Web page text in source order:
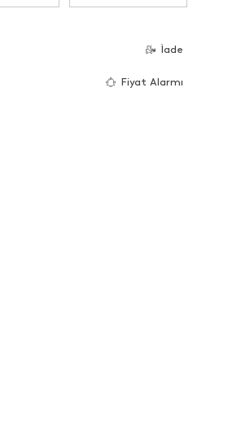
İade
Fiyat Alarmı